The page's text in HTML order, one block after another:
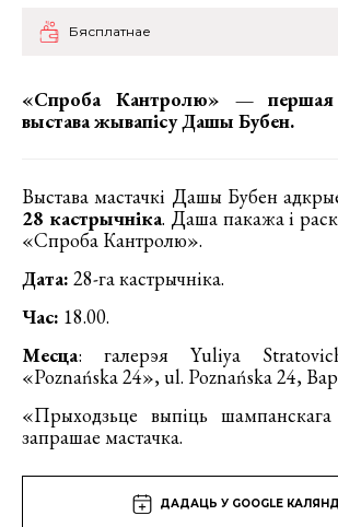
Бясплатнае
«Спроба Кантролю» — першая
выстава жывапісу Дашы Бубен.
Выстава мастачкі Дашы Бубен
28 кастрычніка. Даша пакажа і
«Спроба Кантролю».
Дата: 28-га кастрычніка.
Час: 18.00.
Месца: галерэя Yuliya
«Poznańska 24», ul. Poznańska 24,
«Прыходзьце выпіць
запрашае мастачка.
ДАДАЦЬ У GOOGLE